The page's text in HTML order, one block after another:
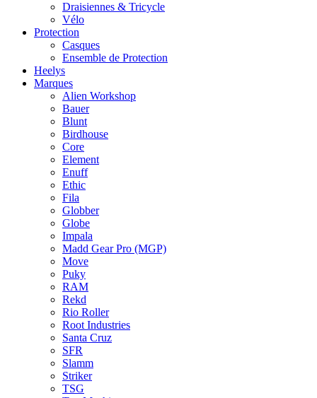
Draisiennes & Tricycle
Vélo
Protection
Casques
Ensemble de Protection
Heelys
Marques
Alien Workshop
Bauer
Blunt
Birdhouse
Core
Element
Enuff
Ethic
Fila
Globber
Globe
Impala
Madd Gear Pro (MGP)
Move
Puky
RAM
Rekd
Rio Roller
Root Industries
Santa Cruz
SFR
Slamm
Striker
TSG